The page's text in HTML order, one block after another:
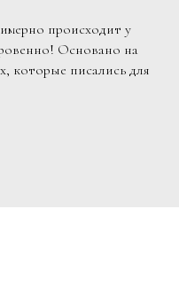
происходит у
Основано на
которые писались для